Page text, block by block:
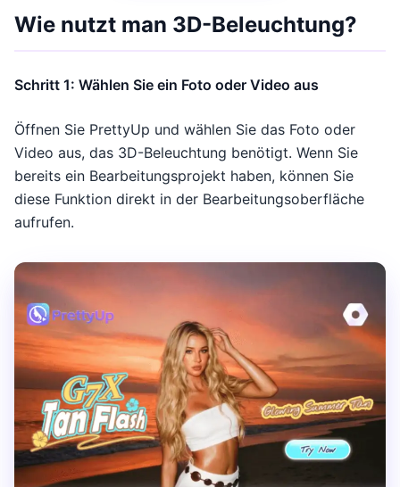
Wie nutzt man 3D-Beleuchtung?
Schritt 1: Wählen Sie ein Foto oder Video aus
Öffnen Sie PrettyUp und wählen Sie das Foto oder
Video aus, das 3D-Beleuchtung benötigt. Wenn Sie
bereits ein Bearbeitungsprojekt haben, können Sie
diese Funktion direkt in der Bearbeitungsoberfläche
aufrufen.